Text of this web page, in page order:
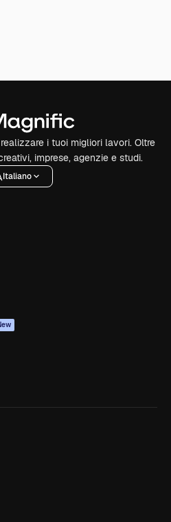
i tuoi migliori lavori. Oltre
imprese, agenzie e studi.
Italiano